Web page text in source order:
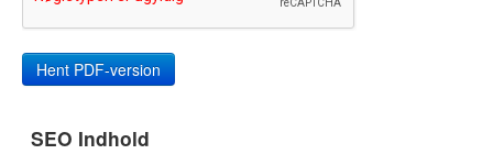
SEO Indhold